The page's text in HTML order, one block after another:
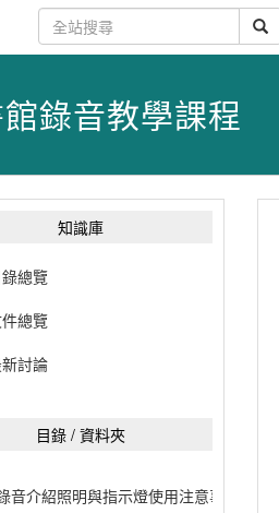
錄音教學課程
知識庫
錄總覽
總覽
討論
目錄 / 資料夾
音介紹照明與指示燈使用注意事項